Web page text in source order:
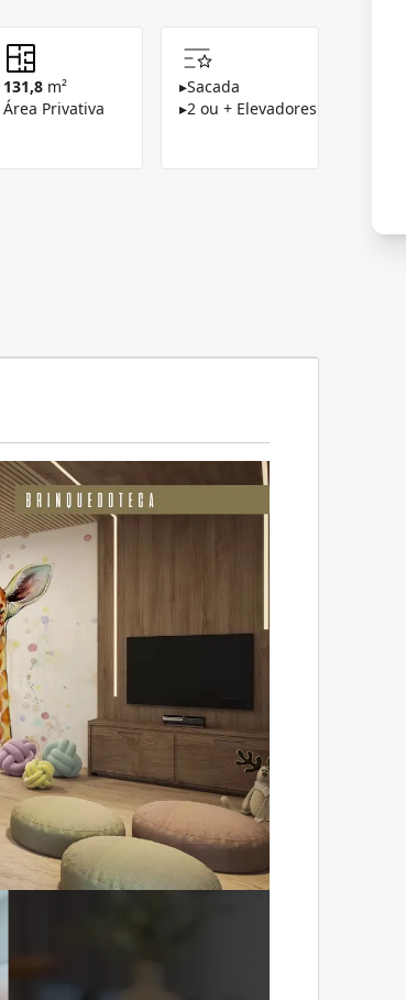
131,8 m²
Área Privativa
▸Sacada
▸2 ou + Elevadores